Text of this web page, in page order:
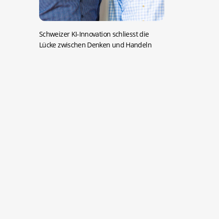
Schweizer KI-Innovation schliesst die
Lücke zwischen Denken und Handeln